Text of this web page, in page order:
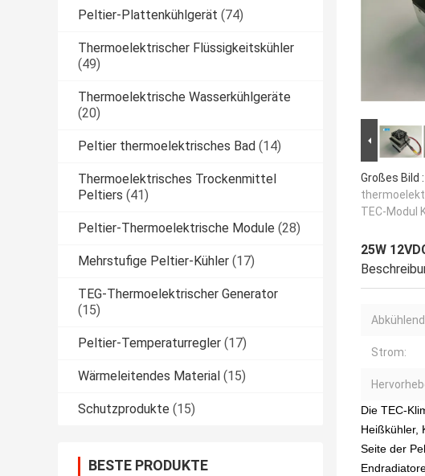
Peltier-Plattenkühlgerät (74)
Thermoelektrischer Flüssigkeitskühler
(49)
Thermoelektrische Wasserkühlgeräte
(20)
Peltier thermoelektrisches Bad (14)
Thermoelektrisches Trockenmittel
Peltiers (41)
Peltier-Thermoelektrische Module (28)
Mehrstufige Peltier-Kühler (17)
TEG-Thermoelektrischer Generator
(15)
Peltier-Temperaturregler (17)
Wärmeleitendes Material (15)
Schutzprodukte (15)
BESTE PRODUKTE
Großes Bild :
TEC-Modul
25W
Strom:
Die TEC-
Heißkühler,
Seite der